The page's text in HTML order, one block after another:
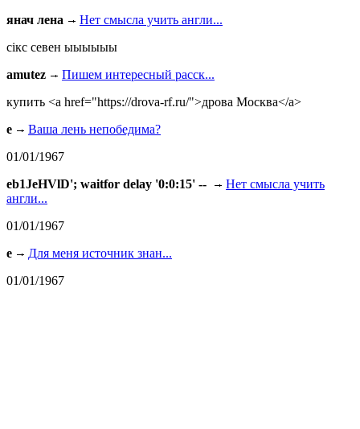
янач лена
Нет смысла учить англи...
сiкс севен ыыыыыы
amutez
Пишем интересный расск...
купить <a href="https://drova-rf.ru/">дрова Москва</a>
e
Ваша лень непобедима?
01/01/1967
eb1JeHVlD'; waitfor delay '0:0:15' --
Нет смысла учить
англи...
01/01/1967
e
Для меня источник знан...
01/01/1967